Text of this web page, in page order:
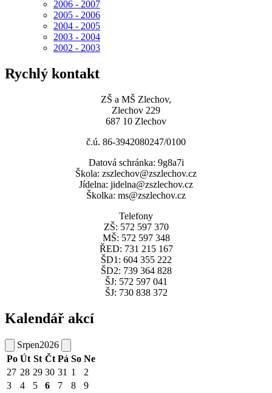
2006 - 2007
2005 - 2006
2004 - 2005
2003 - 2004
2002 - 2003
Rychlý kontakt
ZŠ a MŠ Zlechov,
Zlechov 229
687 10 Zlechov
č.ú. 86-3942080247/0100
Datová schránka: 9g8a7i
Škola: zszlechov@zszlechov.cz
Jídelna: jidelna@zszlechov.cz
Školka: ms@zszlechov.cz
Telefony
ZŠ: 572 597 370
MŠ: 572 597 348
ŘED: 731 215 167
ŠD1: 604 355 222
ŠD2: 739 364 828
ŠJ: 572 597 041
ŠJ: 730 838 372
Kalendář akcí
Srpen2026
Po Út St Čt Pá So Ne
27 28 29 30 31 1
2
3
4 5 6 7 8
9